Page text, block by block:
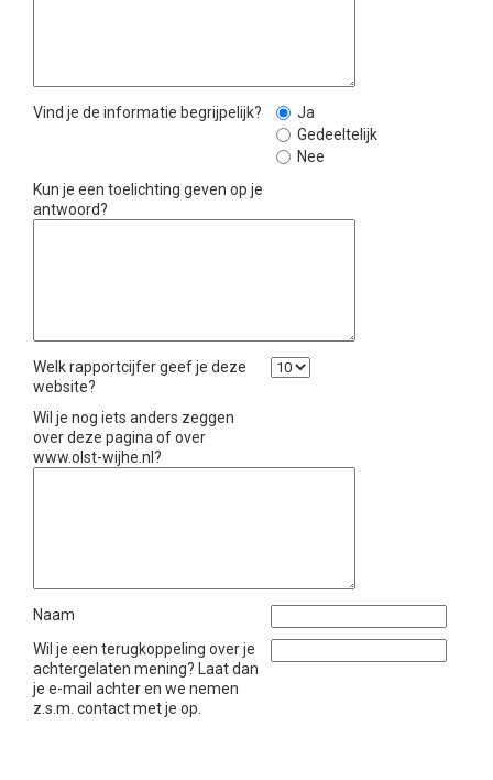
Vind je de informatie begrijpelijk?
Ja
Gedeeltelijk
Nee
Kun je een toelichting geven op je
antwoord?
Welk rapportcijfer geef je deze
website?
Wil je nog iets anders zeggen
over deze pagina of over
www.olst-wijhe.nl?
Naam
Wil je een terugkoppeling over je
achtergelaten mening? Laat dan
je e-mail achter en we nemen
z.s.m. contact met je op.